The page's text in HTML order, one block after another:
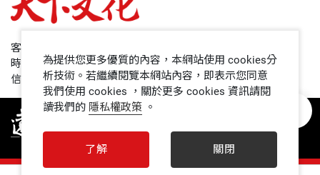
哈佛商業評論
領導影響力學院
1號課堂
客服專線：+886 2 2662-0012
時間：週一~週五9:00~12:30;13:30~17:00
信箱：service@cwgv.com.tw
為提供您更多優質的內容，本網站使用 cookies分
析技術。若繼續閱覽本網站內容，即表示您同意
我們使用 cookies ，關於更多 cookies 資訊請閱
讀我們的 隱私權政策 。
了解 關閉